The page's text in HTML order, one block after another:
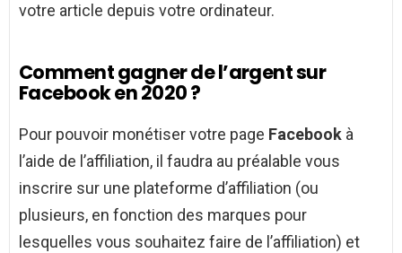
votre article depuis votre ordinateur.
Comment gagner de l’argent sur
Facebook en 2020 ?
Pour pouvoir monétiser votre page Facebook à
l’aide de l’affiliation, il faudra au préalable vous
inscrire sur une plateforme d’affiliation (ou
plusieurs, en fonction des marques pour
lesquelles vous souhaitez faire de l’affiliation) et